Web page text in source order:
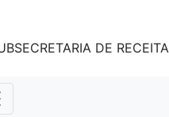
DE RECEITA